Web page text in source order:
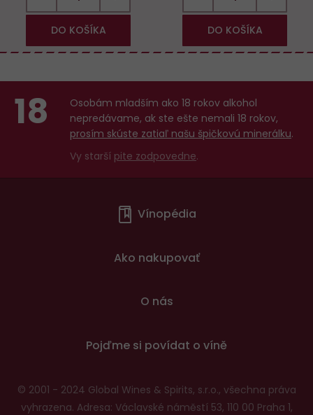
DO KOŠÍKA DO KOŠÍKA
18
Osobám mladším ako 18 rokov alkohol
nepredávame, ak ste ešte nemali 18 rokov,
prosím skúste zatiaľ našu špičkovú minerálku.
Vy starší pite zodpovedne.
Vínopédia
Ako nakupovať
O nás
Pojďme si povídat o víně
© 2001 - 2024 Global Wines & Spirits, s.r.o., všechna práva
vyhrazena. Adresa: Václavské náměstí 53, 110 00 Praha 1,